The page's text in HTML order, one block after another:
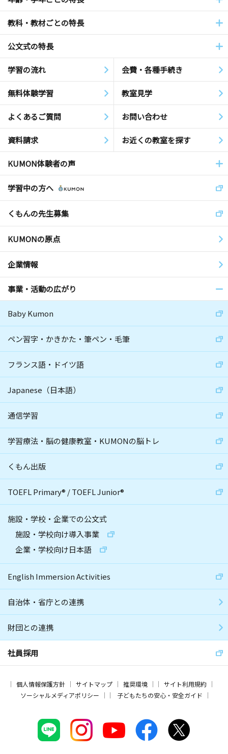
教科・教材ごとの特長
公文式の特長
学習の流れ 会費・各種手続き
無料体験学習 教室見学
よくあるご質問 お問い合わせ
資料請求 お近くの教室を探す
KUMON体験者の声
学習中の方へ
くもんの先生募集
KUMONの原点
企業情報
事業・活動の広がり
Baby Kumon
ペン習字・かきかた・筆ペン・毛筆
フランス語・ドイツ語
Japanese（日本語）
通信学習
学習療法・脳の健康教室・KUMONの脳トレ
くもん出版
TOEFL Primary® /TOEFL Junior®
施設・学校・企業での公文式
施設・学校向け導入事業
企業・学校向け日本語
English Immersion Activities
自治体・省庁との連携
財団との連携
社員採用
個人情報保護方針 サイトマップ 推奨環境
サイト利用規約
ソーシャルメディアポリシー
子どもたちの安心・安全ガイド